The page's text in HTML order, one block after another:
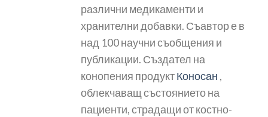
различни медикаменти и
хранителни добавки. Съавтор е в
над 100 научни съобщения и
публикации. Създател на
конопения продуктКоносан ,
облекчаващ състоянието на
пациенти, страдащи от костно-